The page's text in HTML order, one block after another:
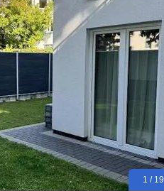
1 / 19